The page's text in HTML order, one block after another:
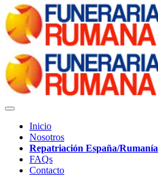
Inicio
Nosotros
Repatriación España/Rumanía
FAQs
Contacto